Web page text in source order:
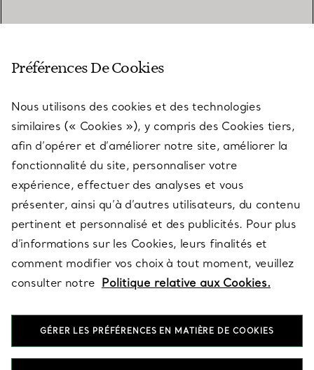
SERVICES
À PROPOS
QUESTIONS LÉGALES
SUIVEZ-NOUS
Préférences De Cookies
Nous utilisons des cookies et des technologies
similaires (« Cookies »), y compris des Cookies tiers,
afin d’opérer et d’améliorer notre site, améliorer la
fonctionnalité du site, personnaliser votre
expérience, effectuer des analyses et vous
présenter, ainsi qu’à d’autres utilisateurs, du contenu
pertinent et personnalisé et des publicités. Pour plus
d’informations sur les Cookies, leurs finalités et
comment modifier vos choix à tout moment, veuillez
consulter notre Politique relative aux Cookies.
GÉRER LES PRÉFÉRENCES EN MATIÈRE DE COOKIES